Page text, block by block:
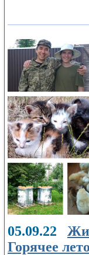
05.09.22
Горячее